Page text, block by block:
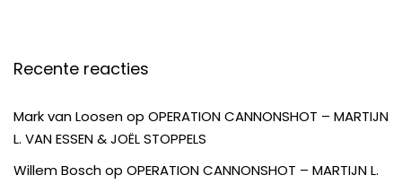
Recente reacties
Mark van Loosenop OPERATION CANNONSHOT – MARTIJN
L. VAN ESSEN & JOËL STOPPELS
Willem Boschop OPERATION CANNONSHOT – MARTIJN L.